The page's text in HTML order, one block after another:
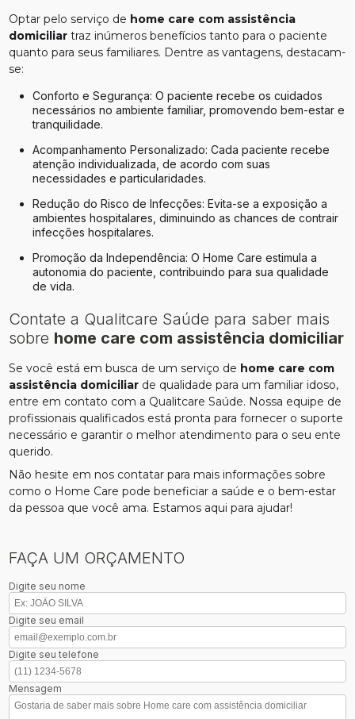
Optar pelo serviço de home care com assistência
domiciliar traz inúmeros benefícios tanto para o paciente
quanto para seus familiares. Dentre as vantagens, destacam-
se:
Conforto e Segurança: O paciente recebe os cuidados
necessários no ambiente familiar, promovendo bem-estar e
tranquilidade.
Acompanhamento Personalizado: Cada paciente recebe
atenção individualizada, de acordo com suas
necessidades e particularidades.
Redução do Risco de Infecções: Evita-se a exposição a
ambientes hospitalares, diminuindo as chances de contrair
infecções hospitalares.
Promoção da Independência: O Home Care estimula a
autonomia do paciente, contribuindo para sua qualidade
de vida.
Contate a Qualitcare Saúde para saber mais
sobre home care com assistência domiciliar
Se você está em busca de um serviço de home care com
assistência domiciliar de qualidade para um familiar idoso,
entre em contato com a Qualitcare Saúde. Nossa equipe de
profissionais qualificados está pronta para fornecer o suporte
necessário e garantir o melhor atendimento para o seu ente
querido.
Não hesite em nos contatar para mais informações sobre
como o Home Care pode beneficiar a saúde e o bem-estar
da pessoa que você ama. Estamos aqui para ajudar!
FAÇA UM ORÇAMENTO
Digite seu nome
Digite seu email
Digite seu telefone
Mensagem